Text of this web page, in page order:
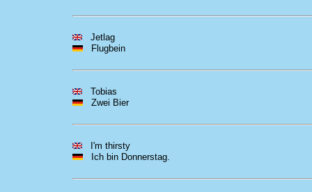
Jetlag
Flugbein
Tobias
Zwei Bier
I'm thirsty
Ich bin Donnerstag.